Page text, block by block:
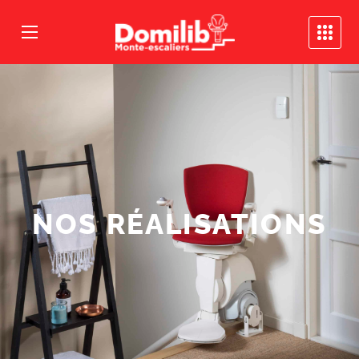
NOS RÉALISATIONS